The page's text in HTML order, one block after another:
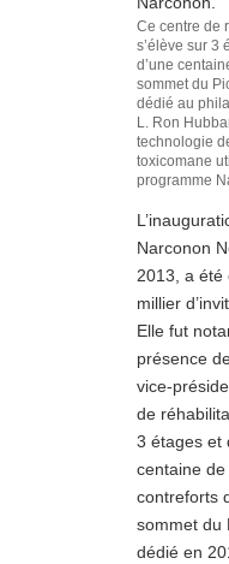
Ce centre de
s’élève sur 3
d’une
sommet du
dédié au
L. Ron
technologie
toxicomane
programme
Narconon
2013, a été
millier
Elle fut
présence
vice-
de
3 étages et
centaine
contreforts
sommet du
dédié en